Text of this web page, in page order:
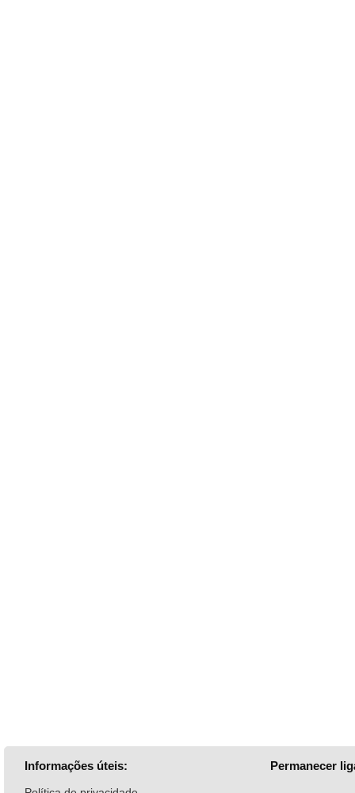
Informações úteis: Permanecer